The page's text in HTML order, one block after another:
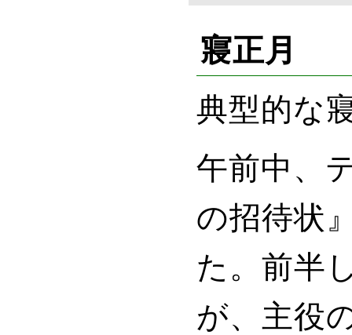
寢正月
典型的な
午前中、
の招待状
た。前半
が、主役